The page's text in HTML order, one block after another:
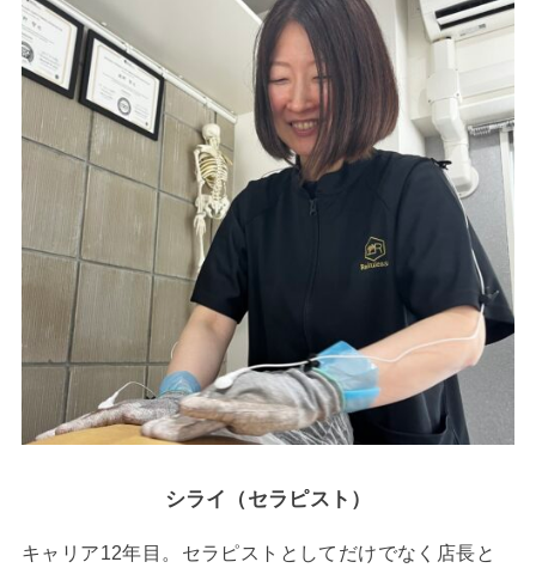
シライ（セラピスト）
キャリア12年目。セラピストとしてだけでなく店長と